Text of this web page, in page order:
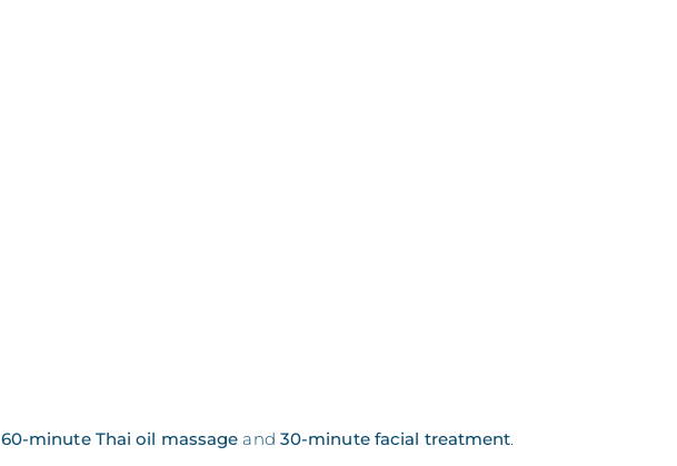
60-minute Thai oil massage and 30-minute facial treatment.